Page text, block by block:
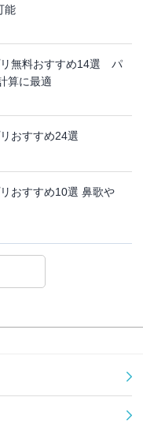
能
リ無料おすすめ14選 パ
算に最適
おすすめ24選
おすすめ10選 鼻歌や